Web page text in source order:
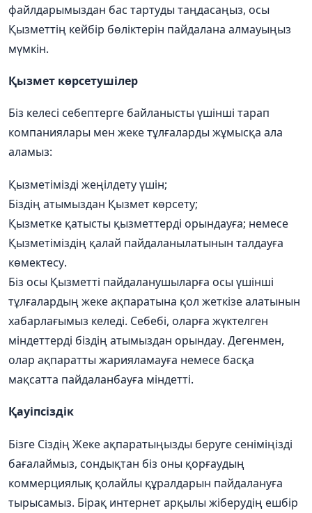
файлдарымыздан бас тартуды таңдасаңыз, осы
Қызметтің кейбір бөліктерін пайдалана алмауыңыз
мүмкін.
Қызмет көрсетушілер
Біз келесі себептерге байланысты үшінші тарап
компаниялары мен жекетұлғаларды жұмысқа ала
аламыз:
Қызметімізді жеңілдетуүшін;
Біздің атымыздан Қызмет көрсету;
Қызметке қатысты қызметтерді орындауға; немесе
Қызметіміздің қалай пайдаланылатынын талдауға
көмектесу.
Біз осы Қызметті пайдаланушыларға осы үшінші
тұлғалардың жекеақпаратына қол жеткізеалатынын
хабарлағымыз келеді. Себебі, оларға жүктелген
міндеттерді біздің атымыздан орындау. Дегенмен,
олар ақпаратты жарияламауға немесе басқа
мақсатта пайдаланбауға міндетті.
Қауіпсіздік
Бізге Сіздің Жеке ақпаратыңызды беруге сеніміңізді
бағалаймыз, сондықтан біз оны қорғаудың
коммерциялық қолайлы құралдарын пайдалануға
тырысамыз. Бірақ интернет арқылы жіберудің ешбір